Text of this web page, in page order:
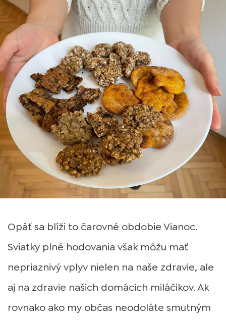
Opäť sa blíži to čarovné obdobie Vianoc.
Sviatky plné hodovania však môžu mať
nepriaznivý vplyv nielen na naše zdravie, ale
aj na zdravie našich domácich miláčikov. Ak
rovnako ako my občas neodoláte smutným